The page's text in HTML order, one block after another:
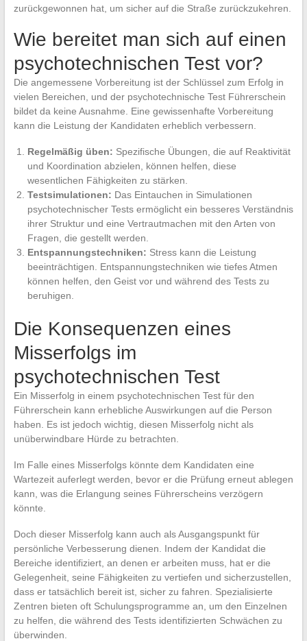
zurückgewonnen hat, um sicher auf die Straße zurückzukehren.
Wie bereitet man sich auf einen
psychotechnischen Test vor?
Die angemessene Vorbereitung ist der Schlüssel zum Erfolg in
vielen Bereichen, und der psychotechnische Test Führerschein
bildet da keine Ausnahme. Eine gewissenhafte Vorbereitung
kann die Leistung der Kandidaten erheblich verbessern.
Regelmäßig üben: Spezifische Übungen, die auf Reaktivität
und Koordination abzielen, können helfen, diese
wesentlichen Fähigkeiten zu stärken.
Testsimulationen: Das Eintauchen in Simulationen
psychotechnischer Tests ermöglicht ein besseres Verständnis
ihrer Struktur und eine Vertrautmachen mit den Arten von
Fragen, die gestellt werden.
Entspannungstechniken: Stress kann die Leistung
beeinträchtigen. Entspannungstechniken wie tiefes Atmen
können helfen, den Geist vor und während des Tests zu
beruhigen.
Die Konsequenzen eines
Misserfolgs im
psychotechnischen Test
Ein Misserfolg in einem psychotechnischen Test für den
Führerschein kann erhebliche Auswirkungen auf die Person
haben. Es ist jedoch wichtig, diesen Misserfolg nicht als
unüberwindbare Hürde zu betrachten.
Im Falle eines Misserfolgs könnte dem Kandidaten eine
Wartezeit auferlegt werden, bevor er die Prüfung erneut ablegen
kann, was die Erlangung seines Führerscheins verzögern
könnte.
Doch dieser Misserfolg kann auch als Ausgangspunkt für
persönliche Verbesserung dienen. Indem der Kandidat die
Bereiche identifiziert, an denen er arbeiten muss, hat er die
Gelegenheit, seine Fähigkeiten zu vertiefen und sicherzustellen,
dass er tatsächlich bereit ist, sicher zu fahren. Spezialisierte
Zentren bieten oft Schulungsprogramme an, um den Einzelnen
zu helfen, die während des Tests identifizierten Schwächen zu
überwinden.